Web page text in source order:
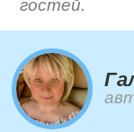
гостей.